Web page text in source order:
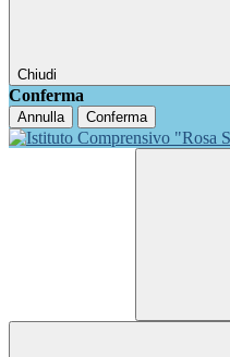
Chiudi
Conferma
Annulla Conferma